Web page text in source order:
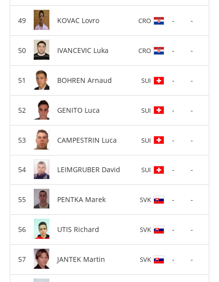
KOVAC Lovro CRO - -
IVANCEVIC Luka CRO - -
BOHREN Arnaud SUI - -
GENITO Luca SUI - -
CAMPESTRIN Luca SUI - -
LEIMGRUBER David SUI - -
PENTKA Marek SVK - -
UTIS Richard SVK - -
JANTEK Martin SVK - -